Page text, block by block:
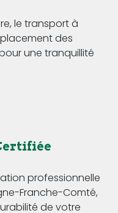
le transport à
des
une tranquillité
professionnelle
Franche-Comté,
de votre